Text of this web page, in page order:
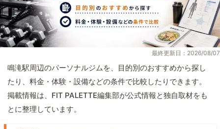
最終更新日：2026/08/07
鳴滝駅周辺のパーソナルジムを、目的別のおすすめから探し
たり、料金・体験・設備などの条件で比較したりできます。
掲載情報は、FIT PALETTE編集部が公式情報と独自取材をも
とに整理しています。